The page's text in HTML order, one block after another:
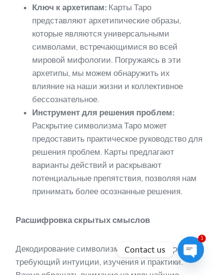
Ключ к архетипам: Карты Таро
представляют архетипические образы,
которые являются универсальными
символами, встречающимися во всей
мировой мифологии. Погружаясь в эти
архетипы, мы можем обнаружить их
влияние на наши жизни и коллективное
бессознательное.
Инструмент для решения проблем:
Раскрытие символизма Таро может
предоставить практическое руководство для
решения проблем. Карты предлагают
варианты действий и раскрывают
потенциальные препятствия, позволяя нам
принимать более осознанные решения.
Расшифровка скрытых смыслов
Декодирование символизма Таро — это процесс,
требующий интуиции, изучения и практики.
Contact us
1